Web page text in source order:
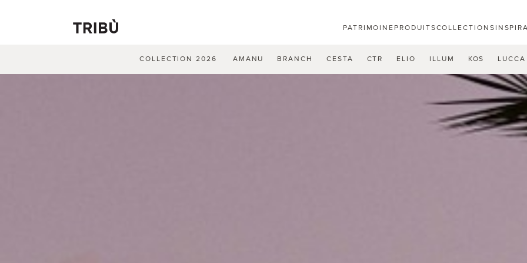
COLLECTIONS
PRODUITS
PATRIMOINE
COLLECTION 2026 AMANU BRANCH CESTA CTR ELIO ILLUM KOS LUCCA